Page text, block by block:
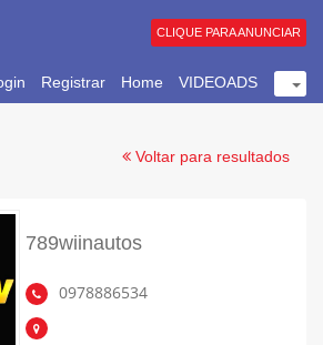
Registrar Home VIDEOADS
CLIQUE PARA ANUNCIAR
Voltar para resultados
789wiinautos
0978886534